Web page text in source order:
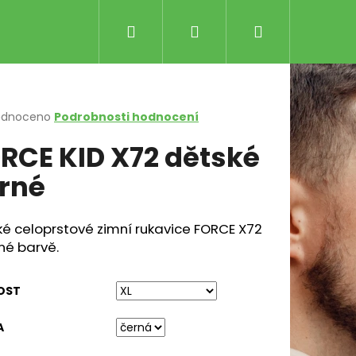
Přihlášení
košík
Podrobnosti hodnocení
KID X72 dětské
celoprstové zimní rukavice FORCE X72
barvě.
RŮŽOVO-ČERNÉ